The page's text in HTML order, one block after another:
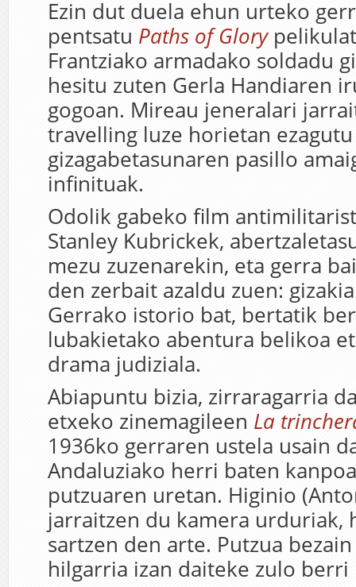
Ezin dut duela ehun urteko
pentsatu Paths of Glory
Frantziako armadako soldadu
hesitu zuten Gerla Handiaren
gogoan. Mireau jeneralari
travelling luze horietan
gizagabetasunaren pasillo
infinituak.
Odolik gabeko film
Stanley Kubrickek,
mezu zuzenarekin, eta gerra
den zerbait azaldu zuen:
Gerrako istorio bat, bertatik
lubakietako abentura belikoa
drama judiziala.
Abiapuntu bizia, zirraragarria
etxeko zinemagileen La
1936ko gerraren ustela usain
Andaluziako herri baten
putzuaren uretan. Higinio
jarraitzen du kamera urduriak,
sartzen den arte. Putzua
hilgarria izan daiteke zulo